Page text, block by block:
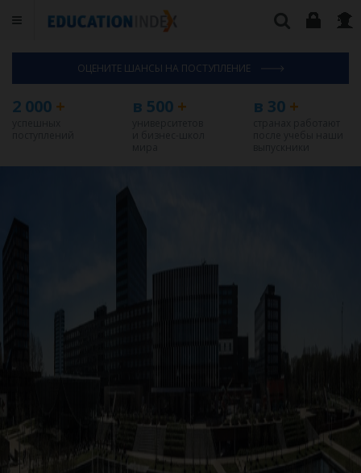
ОЦЕНИТЕ ШАНСЫ НА ПОСТУПЛЕНИЕ
2 000 + в 500 + в 30+